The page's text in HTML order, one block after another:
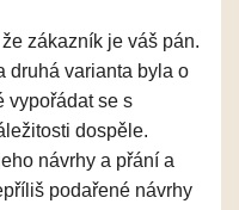
zákazník je váš pán.
druhá varianta byla o
vypořádat se s
dospěle.
návrhy a přání a
podařené návrhy